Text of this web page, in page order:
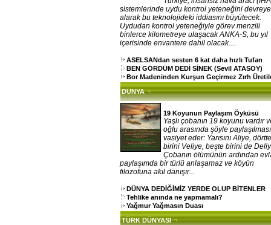
sistemlerinde uydu kontrol yeteneğini devreye
alarak bu teknolojideki iddiasını büyütecek.
Uydudan kontrol yeteneğiyle görev menzili
binlerce kilometreye ulaşacak ANKA-S, bu yıl
içerisinde envantere dahil olacak....
ASELSANdan sesten 6 kat daha hızlı Tufan
BEN GÖRDÜM DEDİ SİNEK (Sevil ATASOY)
Bor Madeninden Kurşun Geçirmez Zırh
DÜNYA ¬
19 Koyunun Paylaşım Öyküsü
Yaşlı çobanın 19 koyunu vardır
oğlu arasında şöyle
vasiyet eder: Yarısını Aliye,
birini Veliye, beşte birini de
Çobanın ölümünün ardından
paylaşımda bir türlü anlaşamaz ve köyün
filozofuna akıl danışır...
DÜNYA DEDİĞİMİZ YERDE OLUP BİTENLER
Tehlike anında ne yapmamalı?
Yağmur Yağmasın Duası
TÜRK DÜNYASI ¬